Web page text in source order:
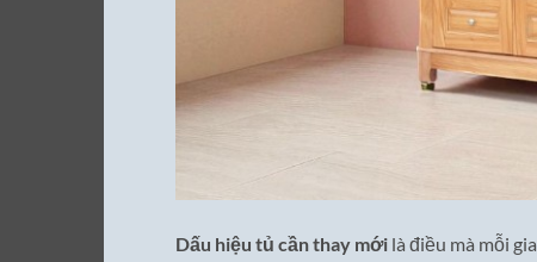
Dấu hiệu tủ cần thay mới là điều mà mỗi